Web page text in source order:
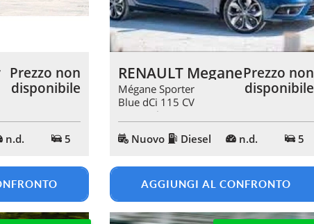
Prezzo non
disponibile
n.d. 5
RENAULT Megane
Mégane Sporter
Blue dCi 115 CV
EDC Techno
Prezzo non
disponibile
Nuovo Diesel n.d. 5
AGGIUNGI AL CONFRONTO